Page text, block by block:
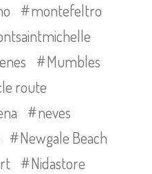
montefeltro
Mumbles
route
neves
Newgale Beach
Nidastore